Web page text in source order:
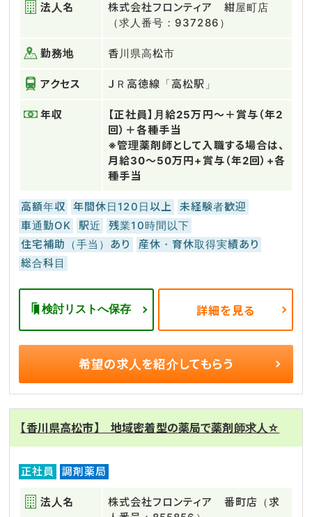
法人名
株式会社フロンティア 紺屋町店
（求人番号：937286）
勤務地 香川県高松市
アクセス ＪＲ高徳線「高松駅」
年収
【正社員】月給25万円～＋賞与（年2
回）＋各種手当
※管理薬剤師として入職する場合は、
月給30～50万円+賞与（年2回）+各
種手当
高額年収 年間休日120日以上
未経験者歓迎
車通勤OK
駅近
残業10時間以下
住宅補助（手当）あり
産休・育休取得実績あり
総合科目
検討リストへ保存 詳細を見る
希望の求人を紹介してもらう
【香川県高松市】 地域密着型の薬局で薬剤師求人☆
正社員 調剤薬局
法人名
株式会社フロンティア 番町店（求